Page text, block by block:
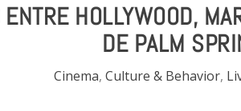
HOLLYWOOD,
DE PALM
Cinema, Culture & Behavior,